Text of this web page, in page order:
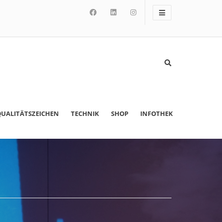
TECHNIK SHOP INFOTHEK